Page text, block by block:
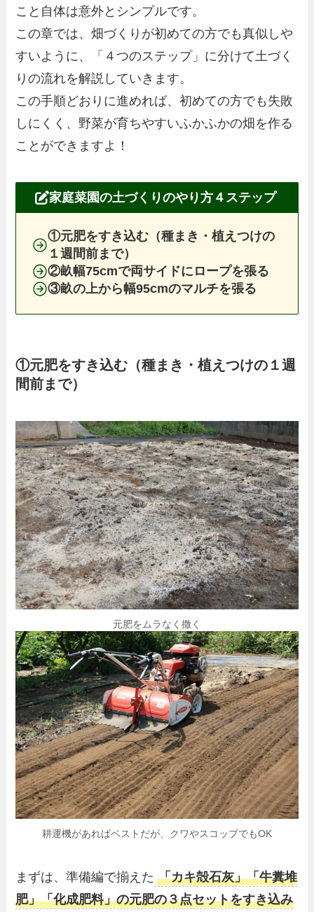
こと自体は意外とシンプルです。
この章では、畑づくりが初めての方でも真似しや
すいように、「４つのステップ」に分けて土づく
りの流れを解説していきます。
この手順どおりに進めれば、初めての方でも失敗
しにくく、野菜が育ちやすいふかふかの畑を作る
ことができますよ！
家庭菜園の土づくりのやり方４ステップ
①元肥をすき込む（種まき・植えつけの
１週間前まで）
②畝幅75cmで両サイドにロープを張る
③畝の上から幅95cmのマルチを張る
①元肥をすき込む（種まき・植えつけの１週
間前まで）
元肥をムラなく撒く
耕運機があればベストだが、クワやスコップでもOK
まずは、準備編で揃えた 「カキ殻石灰」「牛糞堆
肥」「化成肥料」の元肥の３点セットをすき込み